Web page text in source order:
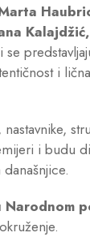
se
i
i budu
Narodnom